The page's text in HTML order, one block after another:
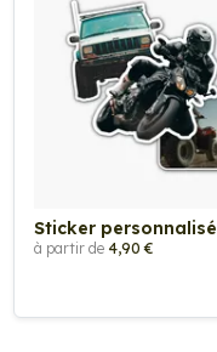
Sticker personnalisé
à partir de 4,90 €